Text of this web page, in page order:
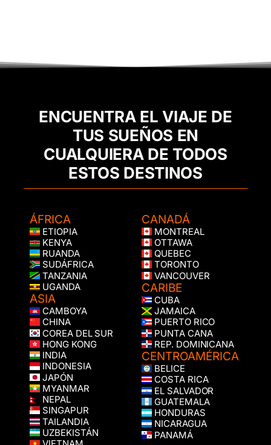
ENCUENTRA EL VIAJE DE
TUS SUEÑOS EN
CUALQUIERA DE TODOS
ESTOS DESTINOS
ÁFRICA
ETIOPIA
KENYA
RUANDA
SUDÁFRICA
TANZANIA
UGANDA
ASIA
CAMBOYA
CHINA
COREA DEL SUR
HONG KONG
INDIA
INDONESIA
JAPÓN
MYANMAR
NEPAL
SINGAPUR
TAILANDIA
UZBEKISTÁN
CANADÁ
MONTREAL
OTTAWA
QUEBEC
TORONTO
VANCOUVER
CARIBE
CUBA
JAMAICA
PUERTO RICO
PUNTA CANA
REP. DOMINICANA
CENTROAMÉRICA
BELICE
COSTA RICA
EL SALVADOR
GUATEMALA
HONDURAS
NICARAGUA
PANAMÁ